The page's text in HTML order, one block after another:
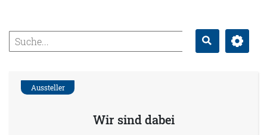
Suche
Aussteller
Wir sind dabei